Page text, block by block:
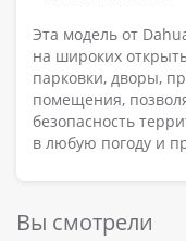
Эта модель от
на широких
парковки, дворы,
помещения,
безопасность
в любую погоду и
Вы смотрели